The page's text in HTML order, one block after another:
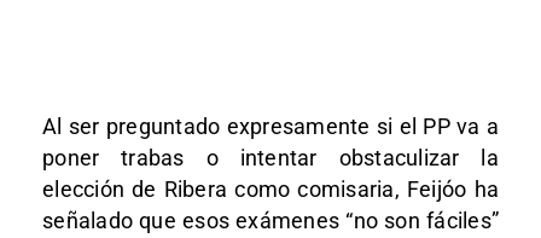
Al ser preguntado expresamente si el PP va a
poner trabas o intentar obstaculizar la
elección de Ribera como comisaria, Feijóo ha
señalado que esos exámenes “no son fáciles”